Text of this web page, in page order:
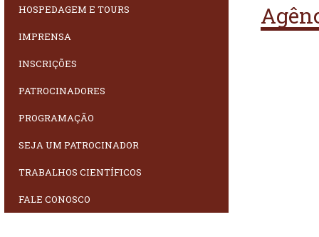
HOSPEDAGEM E TOURS
IMPRENSA
INSCRIÇÕES
PATROCINADORES
PROGRAMAÇÃO
SEJA UM PATROCINADOR
TRABALHOS CIENTÍFICOS
FALE CONOSCO